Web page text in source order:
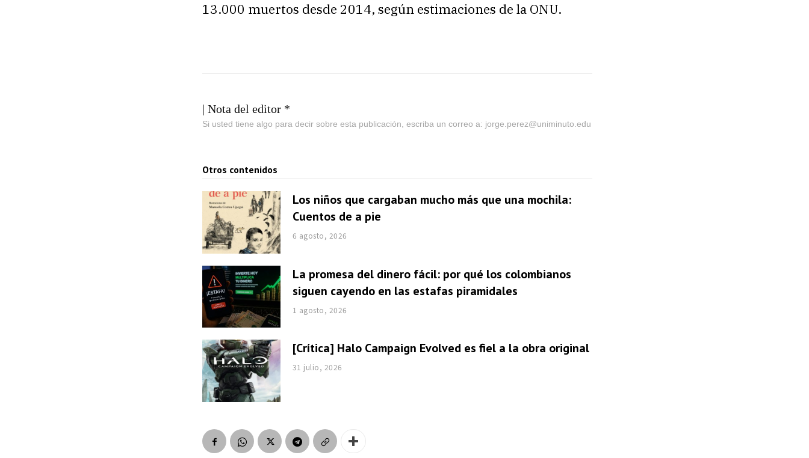
13.000 muertos desde 2014, según estimaciones de la ONU.
| Nota del editor *
Si usted tiene algo para decir sobre esta publicación, escriba un correo a: jorge.perez@uniminuto.edu
Otros contenidos
Los niños que cargaban mucho más que una mochila:
Cuentos de a pie
6 agosto, 2026
La promesa del dinero fácil: por qué los colombianos
siguen cayendo en las estafas piramidales
1 agosto, 2026
[Crítica] Halo Campaign Evolved es fiel a la obra original
31 julio, 2026